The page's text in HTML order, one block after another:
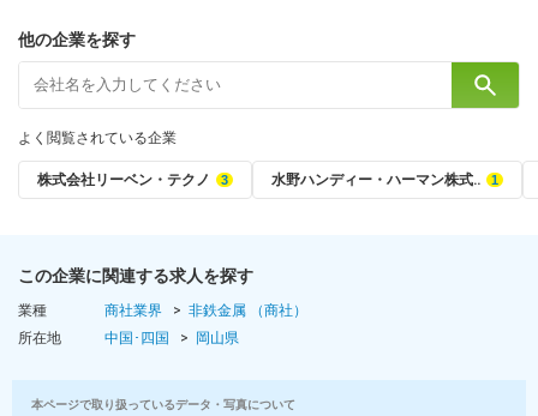
他の企業を探す
よく閲覧されている企業
株式会社リーベン・テクノ 水野ハンディー・ハーマン株式‥
この企業に関連する求人を探す
業種 商社業界
非鉄金属 （商社）
所在地
中国･四国 岡山県
本ページで取り扱っているデータ・写真について